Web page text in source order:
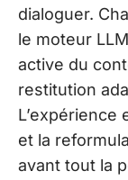
dialoguer.
le moteur
active du
restitution
L’expérience
et la
avant tout la